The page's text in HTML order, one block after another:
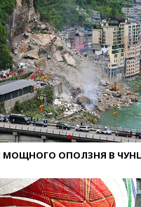
МОЩНОГО ОПОЛЗНЯ В